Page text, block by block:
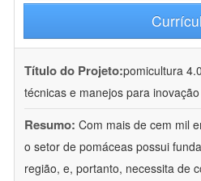
Título do Projeto:pomicultura
técnicas e manejos para
Resumo: Com mais de cem mil
o setor de pomáceas possui
região, e, portanto, necessita de